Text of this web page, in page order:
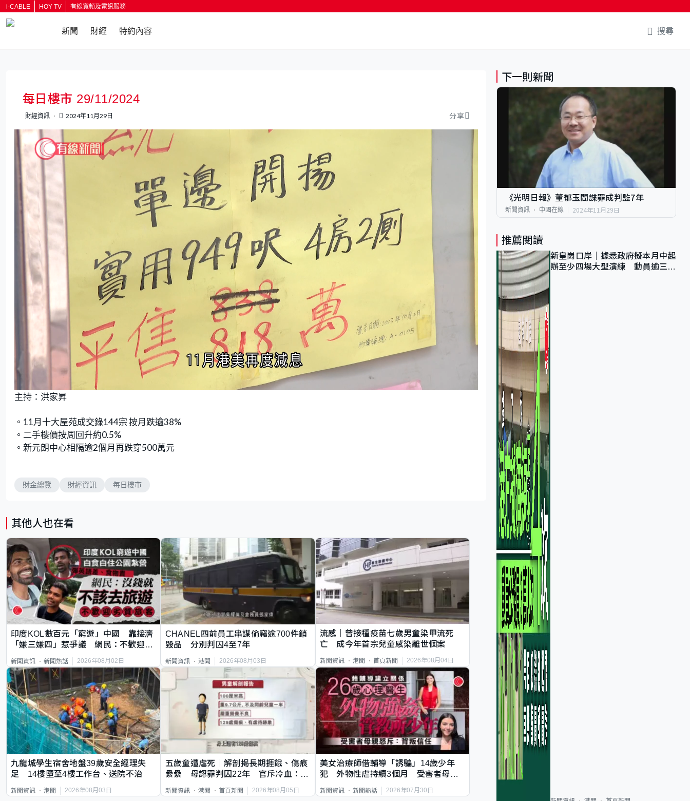
i-CABLE HOY TV 有線寬頻及電訊服務
新聞 財經 特約內容 搜尋
每日樓市 29/11/2024
財經資訊 2024年11月29日 分享
n
m
u
8
.
8
8
%
主持：洪家昇
。11月十大屋苑成交錄144宗 按月跌逾38%
。二手樓價按周回升約0.5%
。新元朗中心相隔逾2個月再跌穿500萬元
財金總覽 財經資訊 每日樓市
其他人也在看
印度KOL數百元「窮遊」中國 靠接濟
「嫌三嫌四」惹爭議 網民：不歡迎劣
新聞資訊 新聞熱話 2026年08月02日
CHANEL四前員工串謀偷竊逾700件銷
毀品 分別判囚4至7年
新聞資訊 港聞 2026年08月03日
流感｜曾接種疫苗七歲男童染甲流死
亡 成今年首宗兒童感染離世個案
新聞資訊 港聞 首頁新聞 2026年08月04日
九龍城學生宿舍地盤39歲安全經理失
足 14樓墮至4樓工作台、送院不治
新聞資訊 港聞 2026年08月03日
五歲童遭虐死｜解剖揭長期捱餓、傷痕
纍纍 母認罪判囚22年 官斥冷血：同
新聞資訊 港聞 首頁新聞 2026年08月05日
美女治療師借輔導「誘騙」14歲少年
犯 外物性虐持續3個月 受害者母：
新聞資訊 新聞熱話 2026年07月30日
下一則新聞
《光明日報》董郁玉間諜罪成判監7年
新聞資訊 中國在線 2024年11月29日
推薦閱讀
新皇崗口岸｜據悉政府擬本月中起
辦至少四場大型演練 動員逾三萬